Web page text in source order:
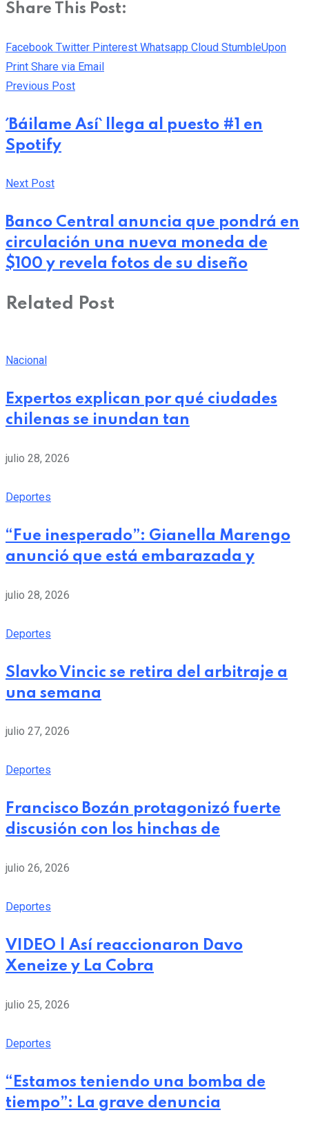
Share This Post:
Facebook Twitter Pinterest Whatsapp Cloud StumbleUpon
Print Share via Email
Previous Post
´Báilame Así` llega al puesto #1 en
Spotify
Next Post
Banco Central anuncia que pondrá en
circulación una nueva moneda de
$100 y revela fotos de su diseño
Related Post
Nacional
Expertos explican por qué ciudades
chilenas se inundan tan
julio 28, 2026
Deportes
“Fue inesperado”: Gianella Marengo
anunció que está embarazada y
julio 28, 2026
Deportes
Slavko Vincic se retira del arbitraje a
una semana
julio 27, 2026
Deportes
Francisco Bozán protagonizó fuerte
discusión con los hinchas de
julio 26, 2026
Deportes
VIDEO | Así reaccionaron Davo
Xeneize y La Cobra
julio 25, 2026
Deportes
“Estamos teniendo una bomba de
tiempo”: La grave denuncia